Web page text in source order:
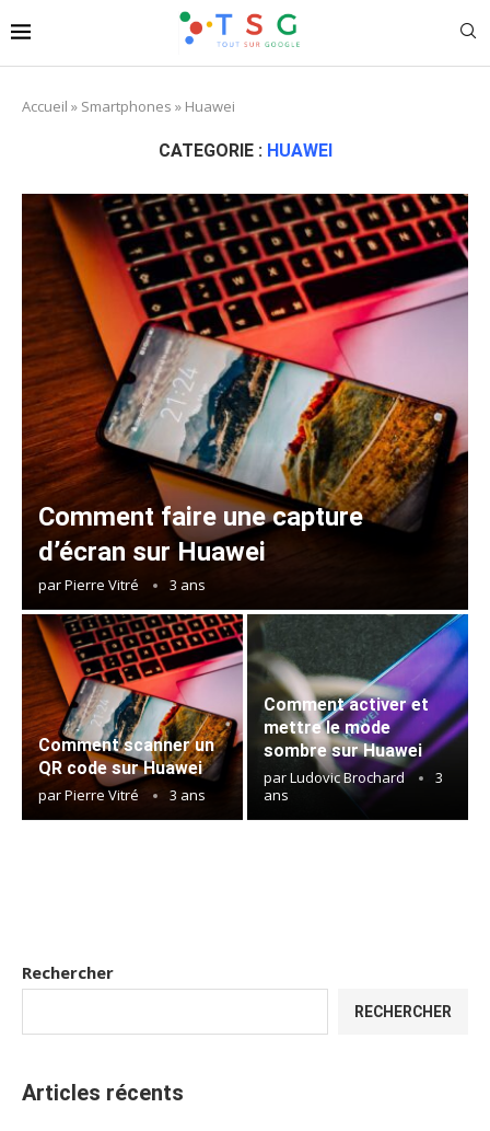
Accueil » Smartphones » Huawei
CATEGORIE : HUAWEI
Comment faire une capture
d’écran sur Huawei
parPierre Vitré 3 ans
Comment scanner un
QR code sur Huawei
parPierre Vitré 3 ans
Comment activer et
mettre le mode
sombre sur Huawei
parLudovic Brochard
3
ans
Rechercher
RECHERCHER
Articles récents